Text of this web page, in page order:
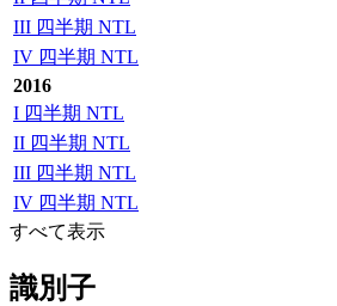
III 四半期 NTL
IV 四半期 NTL
2016
I 四半期 NTL
II 四半期 NTL
III 四半期 NTL
IV 四半期 NTL
すべて表示
識別子